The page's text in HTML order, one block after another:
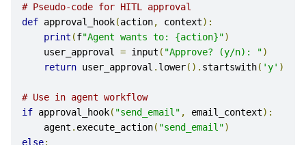
# Pseudo-code for HITL approval
def approval_hook(action, context):
print (f"Agent wants to: {action}")
    user_approval
= input ( "Approve? (y/n): ")
return user_approval . lower(). startswith( 'y' )
# Use in agent workflow
if approval_hook( "send_email" , email_context):
    agent
. execute_action( "send_email")
else: